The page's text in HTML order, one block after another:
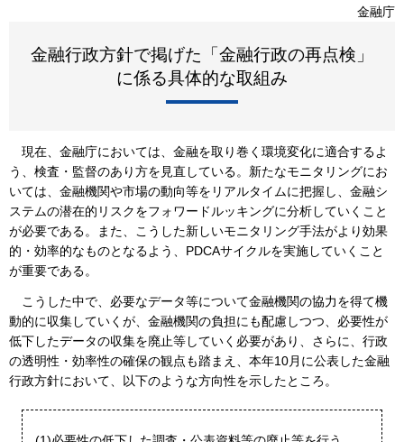
金融庁
金融行政方針で掲げた「金融行政の再点検」
に係る具体的な取組み
現在、金融庁においては、金融を取り巻く環境変化に適合するよ
う、検査・監督のあり方を見直している。新たなモニタリングにお
いては、金融機関や市場の動向等をリアルタイムに把握し、金融シ
ステムの潜在的リスクをフォワードルッキングに分析していくこと
が必要である。また、こうした新しいモニタリング手法がより効果
的・効率的なものとなるよう、PDCAサイクルを実施していくこと
が重要である。
こうした中で、必要なデータ等について金融機関の協力を得て機
動的に収集していくが、金融機関の負担にも配慮しつつ、必要性が
低下したデータの収集を廃止等していく必要があり、さらに、行政
の透明性・効率性の確保の観点も踏まえ、本年10月に公表した金融
行政方針において、以下のような方向性を示したところ。